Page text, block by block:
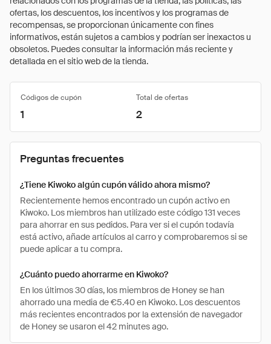
ofertas, los descuentos, los incentivos y los programas de
recompensas, se proporcionan únicamente con fines
informativos, están sujetos a cambios y podrían ser inexactos u
obsoletos. Puedes consultar la información más reciente y
detallada en el sitio web de la tienda.
Códigos de cupón Total de ofertas
1 2
Preguntas frecuentes
¿Tiene Kiwoko algún cupón válido ahora mismo?
Recientemente hemos encontrado un cupón activo en
Kiwoko. Los miembros han utilizado este código 131 veces
para ahorrar en sus pedidos. Para ver si el cupón todavía
está activo, añade artículos al carro y comprobaremos si se
puede aplicar a tu compra.
¿Cuánto puedo ahorrarme en Kiwoko?
En los últimos 30 días, los miembros de Honey se han
ahorrado una media de €5.40 en Kiwoko. Los descuentos
más recientes encontrados por la extensión de navegador
de Honey se usaron el 42 minutes ago.